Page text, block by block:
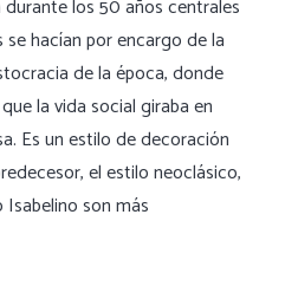
los 50 años centrales
hacían por encargo de la
de la época, donde
la vida social giraba en
Es un estilo de decoración
el estilo neoclásico,
son más